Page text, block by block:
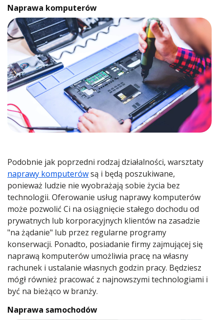
Naprawa komputerów
Podobnie jak poprzedni rodzaj działalności, warsztaty
naprawy komputerówsą i będą poszukiwane,
ponieważ ludzie nie wyobrażają sobie życia bez
technologii. Oferowanie usług naprawy komputerów
może pozwolić Ci na osiągnięcie stałego dochodu od
prywatnych lub korporacyjnych klientów na zasadzie
"na żądanie" lub przez regularne programy
konserwacji. Ponadto, posiadanie firmy zajmującej się
naprawą komputerów umożliwia pracę na własny
rachunek i ustalanie własnych godzin pracy. Będziesz
mógł również pracować z najnowszymi technologiami i
być na bieżąco w branży.
Naprawa samochodów